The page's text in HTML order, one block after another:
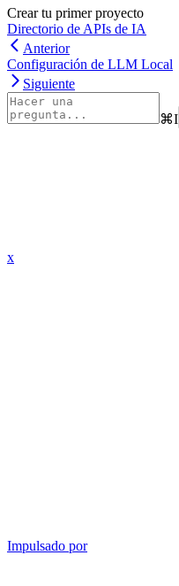
Crear tu primer proyecto
Directorio de APIs de IA
Anterior
Configuración de LLM Local
Siguiente
⌘I
x
Impulsado por